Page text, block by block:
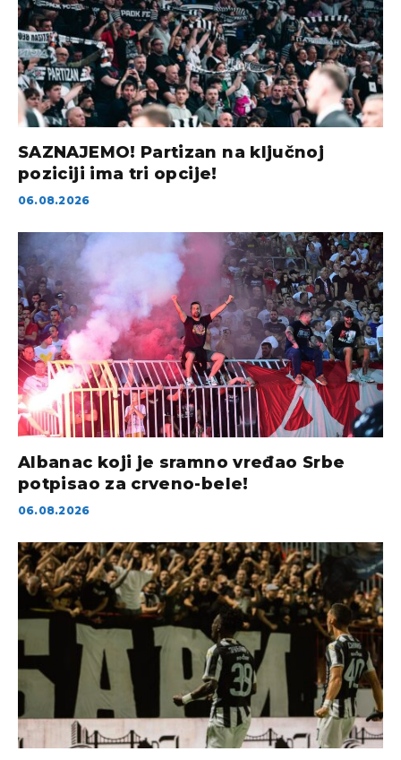
SAZNAJEMO! Partizan na ključnoj
poziciji ima tri opcije!
06.08.2026
Albanac koji je sramno vređao Srbe
potpisao za crveno-bele!
06.08.2026